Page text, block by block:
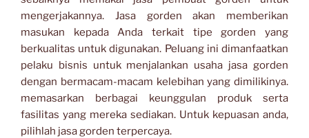
mengerjakannya. Jasa gorden akan memberikan
masukan kepada Anda terkait tipe gorden yang
berkualitas untuk digunakan. Peluang ini dimanfaatkan
pelaku bisnis untuk menjalankan usaha jasa gorden
dengan bermacam-macam kelebihan yang dimilikinya.
memasarkan berbagai keunggulan produk serta
fasilitas yang mereka sediakan. Untuk kepuasan anda,
pilihlah jasa gorden terpercaya.